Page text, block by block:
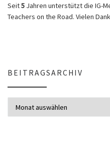
Seit5 Jahren unterstützt die IG-
Teachers on the Road. Vielen
BEITRAGSARCHIV